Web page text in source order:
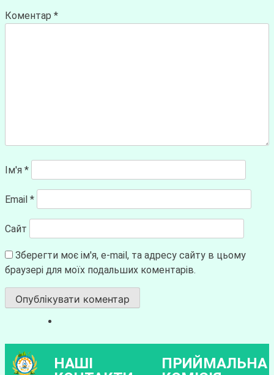
Коментар *
Ім'я *
Email *
Сайт
Зберегти моє ім'я, e-mail, та адресу сайту в цьому
браузері для моїх подальших коментарів.
НАШІ
ПРИЙМАЛЬНА